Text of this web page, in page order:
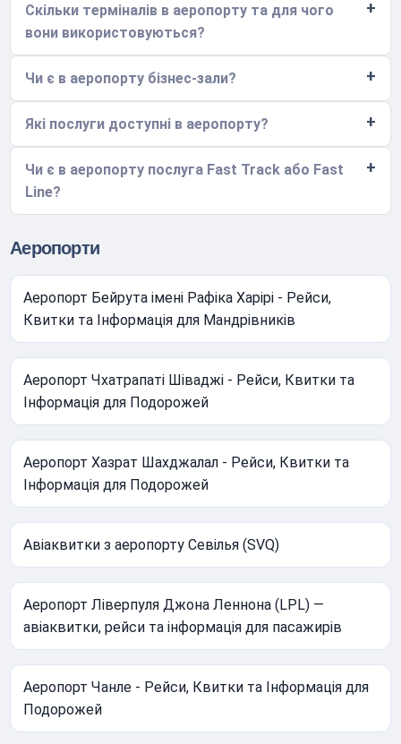
Скільки терміналів в аеропорту та для чого
вони використовуються?
Чи є в аеропорту бізнес-зали?
Які послуги доступні в аеропорту?
Чи є в аеропорту послуга Fast Track або Fast
Line?
Аеропорти
Аеропорт Бейрута імені Рафіка Харірі - Рейси,
Квитки та Інформація для Мандрівників
Аеропорт Чхатрапаті Шіваджі - Рейси, Квитки та
Інформація для Подорожей
Аеропорт Хазрат Шахджалал - Рейси, Квитки та
Інформація для Подорожей
Авіаквитки з аеропорту Севілья (SVQ)
Аеропорт Ліверпуля Джона Леннона (LPL) —
авіаквитки, рейси та інформація для пасажирів
Аеропорт Чанле - Рейси, Квитки та Інформація для
Подорожей